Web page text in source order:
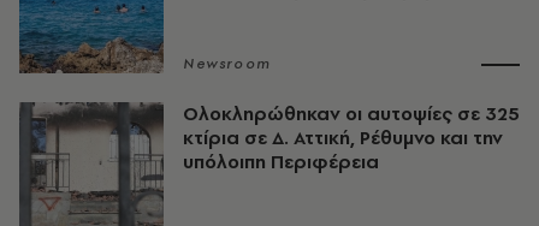
Newsroom
Ολοκληρώθηκαν οι αυτοψίες σε 325
κτίρια σε Δ. Αττική, Ρέθυμνο και την
υπόλοιπη Περιφέρεια